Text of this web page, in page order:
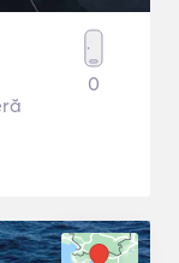
0